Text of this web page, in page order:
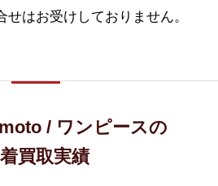
せはお受けしておりません。
/ ワンピースの
買取実績